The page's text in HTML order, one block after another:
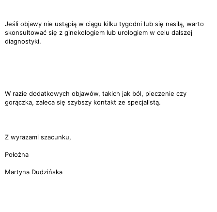
Jeśli objawy nie ustąpią w ciągu kilku tygodni lub się nasilą, warto
skonsultować się z ginekologiem lub urologiem w celu dalszej
diagnostyki.
W razie dodatkowych objawów, takich jak ból, pieczenie czy
gorączka, zaleca się szybszy kontakt ze specjalistą.
Z wyrazami szacunku,
Położna
Martyna Dudzińska